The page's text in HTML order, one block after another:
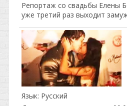
Репортаж со свадьбы Елены
уже третий раз выходит
Язык: Русский